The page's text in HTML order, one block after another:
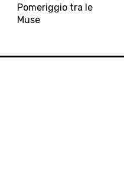
Pomeriggio tra le
Muse